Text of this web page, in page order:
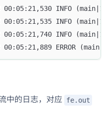
00:05:21,530 INFO
00:05:21,535 INFO
00:05:21,740 INFO
00:05:21,889 ERROR
中的日志，对应 fe.out